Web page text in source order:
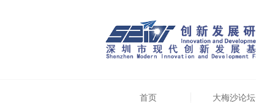
首页 大梅沙论坛